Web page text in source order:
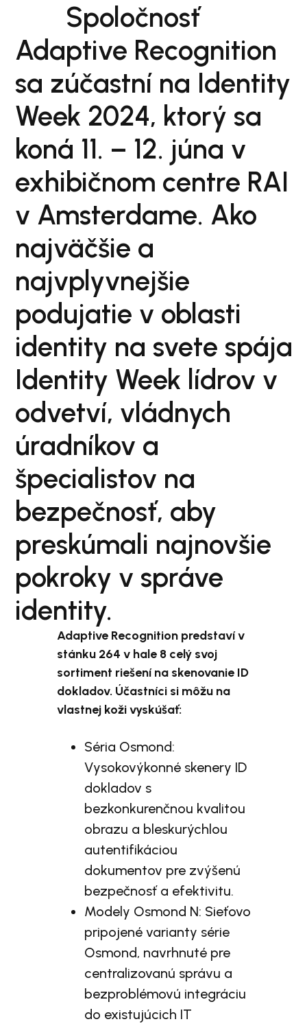
Spoločnosť
Adaptive Recognition
sa zúčastní na Identity
Week 2024, ktorý sa
koná 11. – 12. júna v
exhibičnom centre RAI
v Amsterdame. Ako
najväčšie a
najvplyvnejšie
podujatie v oblasti
identity na svete spája
Identity Week lídrov v
odvetví, vládnych
úradníkov a
špecialistov na
bezpečnosť, aby
preskúmali najnovšie
pokroky v správe
identity.
Adaptive Recognition predstaví v
stánku 264 v hale 8 celý svoj
sortiment riešení na skenovanie ID
dokladov. Účastníci si môžu na
vlastnej koži vyskúšať:
Séria Osmond:
Vysokovýkonné skenery ID
dokladov s
bezkonkurenčnou kvalitou
obrazu a bleskurýchlou
autentifikáciou
dokumentov pre zvýšenú
bezpečnosť a efektivitu.
Modely Osmond N: Sieťovo
pripojené varianty série
Osmond, navrhnuté pre
centralizovanú správu a
bezproblémovú integráciu
do existujúcich IT